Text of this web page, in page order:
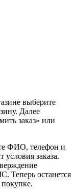
выберите
Далее
заказ» или
ФИО, телефон и
заказа.
Теперь останется
покупке.